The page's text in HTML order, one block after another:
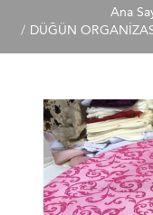
Ana
DÜĞÜN